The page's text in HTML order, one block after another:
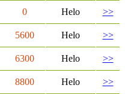
0 Helo
>>
5600 Helo
>>
6300 Helo
>>
8800 Helo
>>